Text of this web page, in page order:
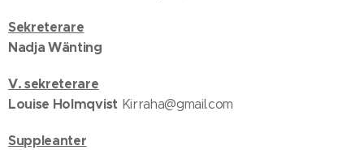
Sekreterare
Nadja Wänting
V. sekreterare
Louise Holmqvist Kirraha@gmail.com
Suppleanter